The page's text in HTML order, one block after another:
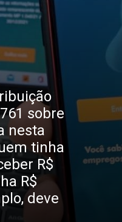
sobre
nesta
tinha
R$
R$
deve